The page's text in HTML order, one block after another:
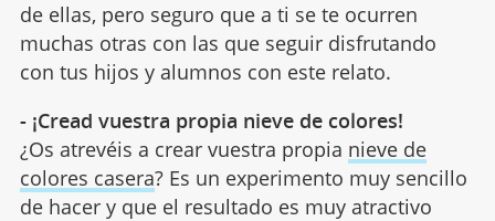
de ellas, pero seguro que a ti se te ocurren
muchas otras con las que seguir disfrutando
con tus hijos y alumnos con este relato.
- ¡Cread vuestra propia nieve de colores!
¿Os atrevéis a crear vuestra propia nieve de
colores casera? Es un experimento muy sencillo
de hacer y que el resultado es muy atractivo